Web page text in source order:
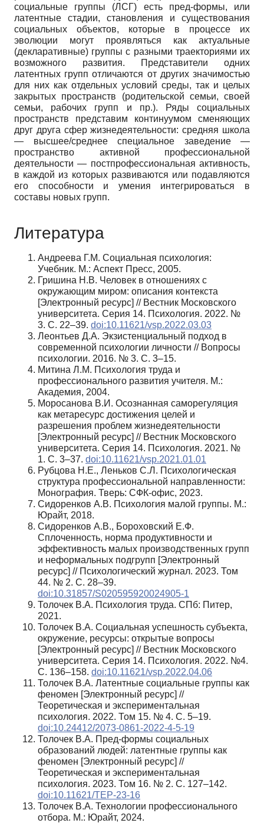
социальные группы (ЛСГ) есть пред-формы, или
латентные стадии, становления и существования
социальных объектов, которые в процессе их
эволюции могут проявляться как актуальные
(декларативные) группы с разными траекториями их
возможного развития. Представители одних
латентных групп отличаются от других значимостью
для них как отдельных условий среды, так и целых
закрытых пространств (родительской семьи, своей
семьи, рабочих групп и пр.). Ряды социальных
пространств представим континуумом сменяющих
друг друга сфер жизнедеятельности: средняя школа
— высшее/среднее специальное заведение —
пространство активной профессиональной
деятельности — постпрофессиональная активность,
в каждой из которых развиваются или подавляются
его способности и умения интегрироваться в
составы новых групп.
Литература
Андреева Г.М. Социальная психология:
Учебник. М.: Аспект Пресс, 2005.
Гришина Н.В. Человек в отношениях с
окружающим миром: описания контекста
[Электронный ресурс] // Вестник Московского
университета. Серия 14. Психология. 2022. №
3. С. 22–39. doi:10.11621/vsp.2022.03.03
Леонтьев Д.А. Экзистенциальный подход в
современной психологии личности // Вопросы
психологии. 2016. № 3. С. 3–15.
Митина Л.М. Психология труда и
профессионального развития учителя. М.:
Академия, 2004.
Моросанова В.И. Осознанная саморегуляция
как метаресурс достижения целей и
разрешения проблем жизнедеятельности
[Электронный ресурс] // Вестник Московского
университета. Серия 14. Психология. 2021. №
1. С. 3–37. doi:10.11621/vsp.2021.01.01
Рубцова Н.Е., Леньков С.Л. Психологическая
структура профессиональной направленности:
Монография. Тверь: СФК-офис, 2023.
Сидоренков А.В. Психология малой группы. М.:
Юрайт, 2018.
Сидоренков А.В., Бороховский Е.Ф.
Сплоченность, норма продуктивности и
эффективность малых производственных групп
и неформальных подгрупп [Электронный
ресурс] // Психологический журнал. 2023. Том
44. № 2. С. 28–39.
doi:10.31857/S020595920024905-1
Толочек В.А. Психология труда. СПб: Питер,
2021.
Толочек В.А. Социальная успешность субъекта,
окружение, ресурсы: открытые вопросы
[Электронный ресурс] // Вестник Московского
университета. Серия 14. Психология. 2022. №4.
С. 136–158. doi:10.11621/vsp.2022.04.06
Толочек В.А. Латентные социальные группы как
феномен [Электронный ресурс] //
Теоретическая и экспериментальная
психология. 2022. Том 15. № 4. С. 5–19.
doi:10.24412/2073-0861-2022-4-5-19
Толочек В.А. Пред-формы социальных
образований людей: латентные группы как
феномен [Электронный ресурс] //
Теоретическая и экспериментальная
психология. 2023. Том 16. № 2. С. 127–142.
doi:10.11621/TEP-23-16
Толочек В.А. Технологии профессионального
отбора. М.: Юрайт, 2024.